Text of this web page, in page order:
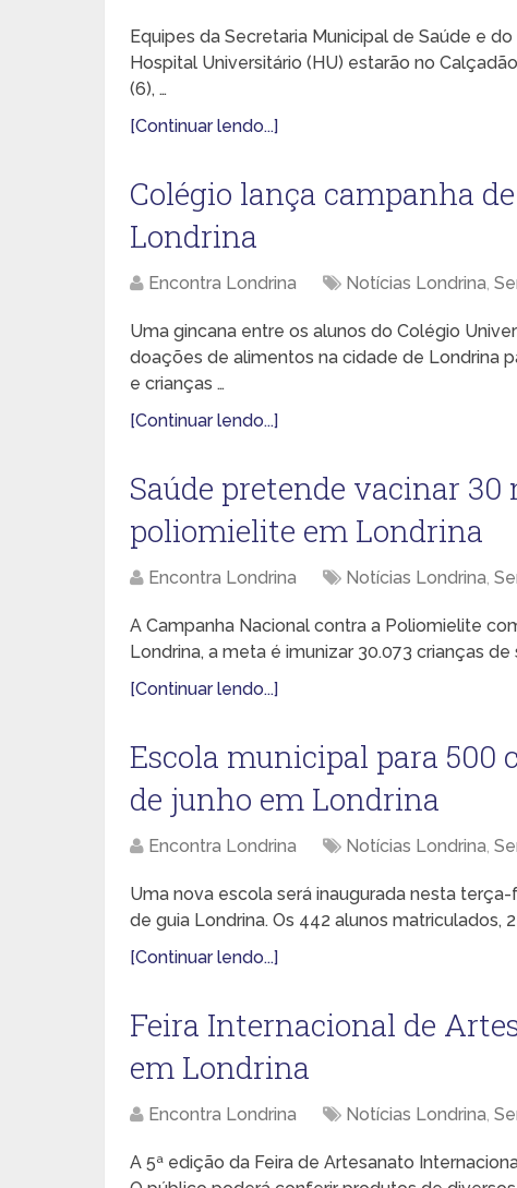
Equipes da Secretaria Municipal de Saúde e
Hospital Universitário (HU) estarão no
(6), …
[Continuar lendo...]
Colégio lança campanha
Londrina
Encontra Londrina Notícias Londrina,
Uma gincana entre os alunos do Colégio
doações de alimentos na cidade de Londrina
e crianças …
[Continuar lendo...]
Saúde pretende vacinar
poliomielite em Londrina
Encontra Londrina Notícias Londrina,
A Campanha Nacional contra a Poliomielite
Londrina, a meta é imunizar 30.073 crianças
[Continuar lendo...]
Escola municipal para 500
de junho em Londrina
Encontra Londrina Notícias Londrina,
Uma nova escola será inaugurada nesta
de guia Londrina. Os 442 alunos matriculados,
[Continuar lendo...]
Feira Internacional de
em Londrina
Encontra Londrina Notícias Londrina,
A 5ª edição da Feira de Artesanato